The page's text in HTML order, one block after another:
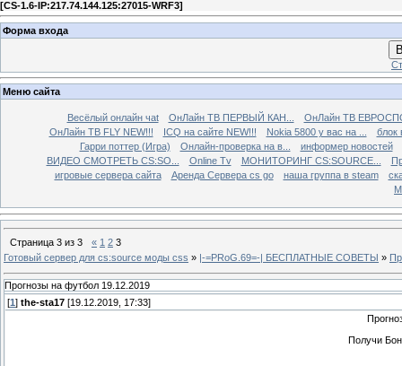
[CS-1.6-IP:217.74.144.125:27015-WRF3]
Форма входа
Меню сайта
Весёлый онлайн чаt ОнЛайн ТВ ПЕРВЫЙ КАН...
ОнЛайн ТВ
ОнЛайн ТВ FLY NEW!!!
ICQ на сайте NEW!!! Nokia 5800 у вас на ...
блок
Гарри поттер (Игра)
Онлайн-проверка на в...
информер новостей
ВИДЕО СМОТРЕТЬ CS:SO...
Online Tv МОНИТОРИНГ CS:SOURCE...
игровые сервера сайта
Аренда Сервера cs go наша группа в steam
Страница 3 из 3 « 1 2 3
Готовый сервер для cs:source моды css » |-=PRoG.69=-| БЕСПЛАТНЫЕ СОВЕТЫ »
Прогнозы на футбол 19.12.2019
[1 ] the-sta17 [19.12.2019, 17:33]
Получи